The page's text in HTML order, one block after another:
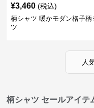
¥3,460 (税込)
柄シャツ 暖かモダン格子柄
ツ
人
柄シャツ セールアイテ